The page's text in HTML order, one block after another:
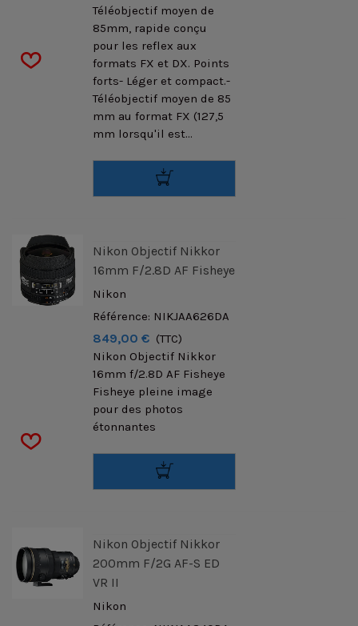
Téléobjectif moyen de
85mm, rapide conçu
pour les reflex aux
formats FX et DX. Points
forts- Léger et compact.-
Téléobjectif moyen de 85
mm au format FX (127,5
mm lorsqu'il est...
Nikon Objectif Nikkor
16mm F/2.8D AF Fisheye
Nikon
Référence: NIKJAA626DA
849,00 € (TTC)
Nikon Objectif Nikkor
16mm f/2.8D AF Fisheye
Fisheye pleine image
pour des photos
étonnantes
Nikon Objectif Nikkor
200mm F/2G AF-S ED
VR II
Nikon